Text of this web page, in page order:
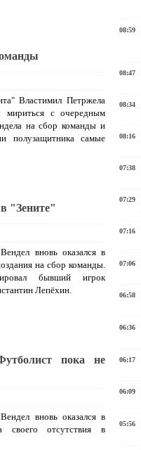
Властимил Петржела
мириться с очередным
на сбор команды и
полузащитника самые
"Зените"
вновь оказался в
на сбор команды.
бывший игрок
Лепёхин.
пока не
вновь оказался в
своего отсутствия в
08:59
08:47
08:34
08:16
07:38
07:29
07:16
07:06
06:58
06:36
06:17
06:09
05:56